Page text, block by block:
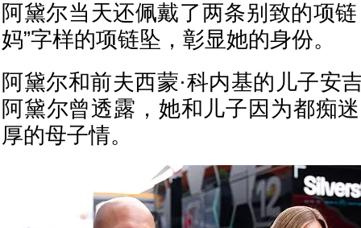
阿黛尔当天还佩戴了两条别致的项
妈”字样的项链坠，彰显她的身份。
阿黛尔和前夫西蒙·科内基的儿子安
阿黛尔曾透露，她和儿子因为都痴
厚的母子情。